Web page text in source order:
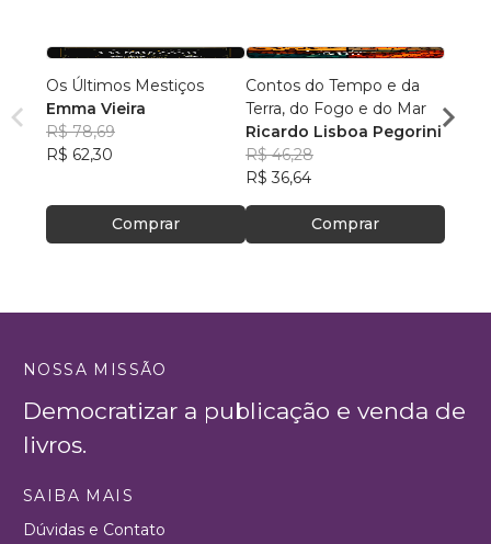
Os Últimos Mestiços
Emma Vieira
R$ 78,69
R$ 62,30
Comprar
Contos do Tempo e da
Terra, do Fogo e do Mar
Ricardo Lisboa Pegorini
R$ 46,28
R$ 36,64
Comprar
NOSSA MISSÃO
Democratizar a publicação e venda de
livros.
SAIBA MAIS
Dúvidas e Contato